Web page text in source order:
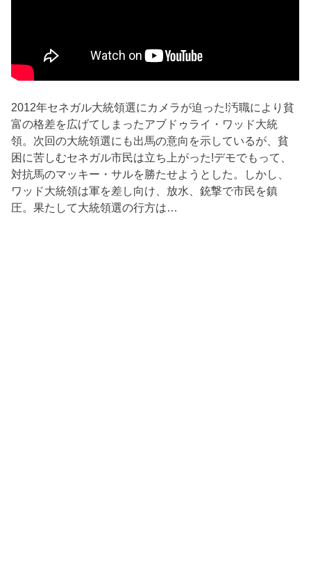
2012年セネガル大統領選にカメラが迫った!汚職により貧
富の格差を広げてしまったアブドゥライ・ワッド大統
領。次回の大統領選にも出馬の意向を示しているが、貧
困に苦しむセネガル市民は立ち上がった!デモでもって、
対抗馬のマッキー・サルを勝たせようとした。しかし、
ワッド大統領は軍を差し向け、放水、銃撃で市民を鎮
圧。果たして大統領選の行方は…